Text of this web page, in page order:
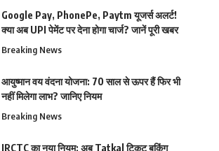
Google Pay, PhonePe, Paytm यूजर्स अलर्ट!
क्या अब UPI पेमेंट पर देना होगा चार्ज? जानें पूरी खबर
Breaking News
आयुष्मान वय वंदना योजना: 70 साल से ऊपर हैं फिर भी
नहीं मिलेगा लाभ? जानिए नियम
Breaking News
IRCTC का नया नियम: अब Tatkal टिकट बुकिंग